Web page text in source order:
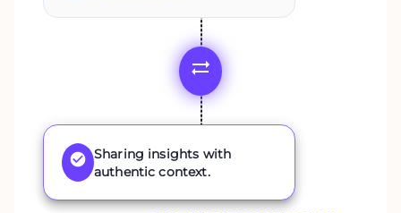
Sharing insights with
authentic context.